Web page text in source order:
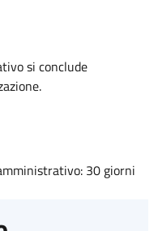
si conclude
30 giorni